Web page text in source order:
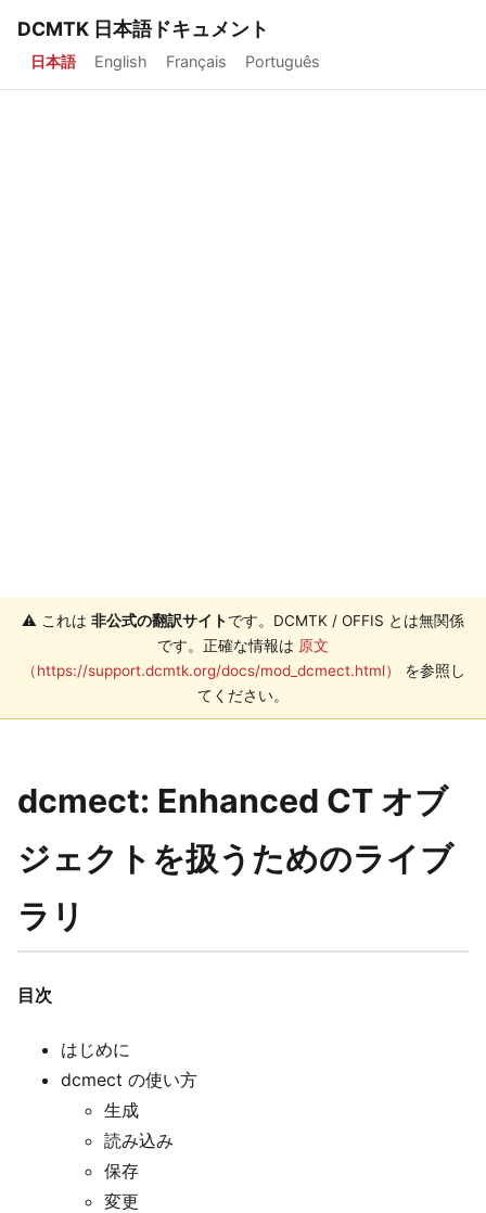
DCMTK 日本語ドキュメント
日本語 English Français Português
⚠️ これは 非公式の翻訳サイトです。DCMTK / OFFIS とは無関係
です。正確な情報は 原文
（https://support.dcmtk.org/docs/mod_dcmect.html）
を参照し
てください。
dcmect: Enhanced CT オブ
ジェクトを扱うためのライブ
ラリ
目次
はじめに
dcmect の使い方
生成
読み込み
保存
変更